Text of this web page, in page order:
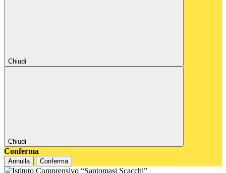
Chiudi
Chiudi
Conferma
Annulla Conferma